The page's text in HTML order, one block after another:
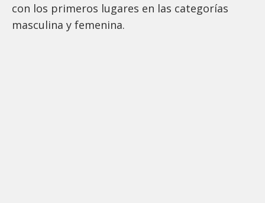
con los primeros lugares en las categorías
masculina y femenina.